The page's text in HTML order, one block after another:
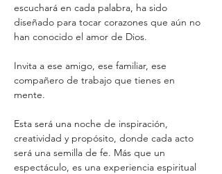
escuchará en cada palabra, ha sido
diseñado para tocar corazones que aún no
han conocido el amor de Dios.
Invita a ese amigo, ese familiar, ese
compañero de trabajo que tienes en
mente.
Esta será una noche de inspiración,
creatividad y propósito, donde cada acto
será una semilla de fe. Más que un
espectáculo, es una experiencia espiritual